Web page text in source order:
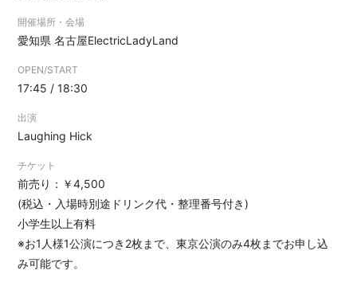
HOME
GOODS
EC
開催場所・会場
愛知県名古屋ElectricLadyLand
OPEN/START
17:45 / 18:30
出演
Laughing Hick
チケット
前売り：￥4,500
(税込・入場時別途ドリンク代・整理番号付き)
小学生以上有料
※お1人様1公演につき2枚まで、東京公演のみ4枚までお申し込
み可能です。